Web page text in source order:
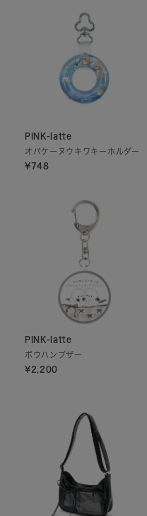
PINK-latte
オバケーヌウキワキーホルダー
¥748
PINK-latte
ボウハンブザー
¥2,200